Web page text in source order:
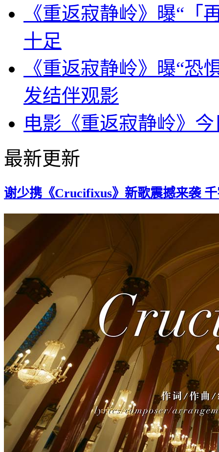
《重返寂静岭》曝“「
十足
《重返寂静岭》曝“恐
发结伴观影
电影《重返寂静岭》
最新更新
谢少携《Crucifixus》新歌震撼来袭